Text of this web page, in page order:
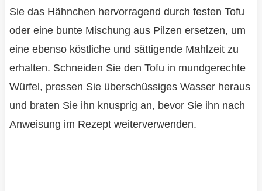
Sie das Hähnchen hervorragend durch festen Tofu
oder eine bunte Mischung aus Pilzen ersetzen, um
eine ebenso köstliche und sättigende Mahlzeit zu
erhalten. Schneiden Sie den Tofu in mundgerechte
Würfel, pressen Sie überschüssiges Wasser heraus
und braten Sie ihn knusprig an, bevor Sie ihn nach
Anweisung im Rezept weiterverwenden.